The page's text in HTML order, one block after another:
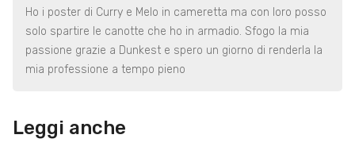
Ho i poster di Curry e Melo in cameretta ma con loro posso
solo spartire le canotte che ho in armadio. Sfogo la mia
passione grazie a Dunkest e spero un giorno di renderla la
mia professione a tempo pieno
Leggi anche